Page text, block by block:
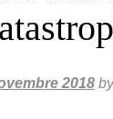
2018 by